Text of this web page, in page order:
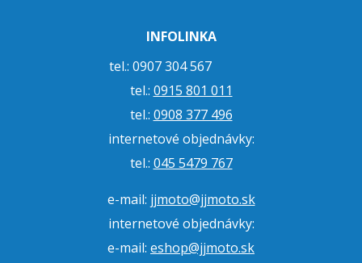
INFOLINKA
tel.: 0907 304 567
tel.: 0915 801 011
tel.: 0908 377 496
internetové objednávky:
tel.: 045 5479 767
e-mail: jjmoto@jjmoto.sk
internetové objednávky:
e-mail: eshop@jjmoto.sk